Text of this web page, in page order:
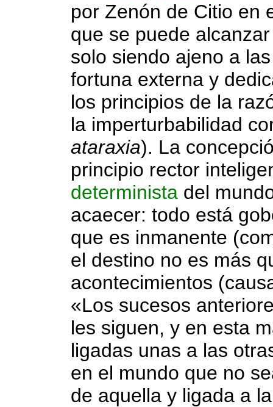
por Zenón de Citio en
que se puede
solo siendo ajeno a
fortuna externa y
los principios de la
la imperturbabilidad
ataraxia). La
principio rector
determinista del
acaecer: todo está
que es inmanente
el destino no es más
acontecimientos
«Los sucesos
les siguen, y en esta
ligadas unas a las
en el mundo que no
de aquella y ligada a